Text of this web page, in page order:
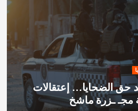
حق الضحايا… إعتقالات
مجـ ـزرة ماشخ